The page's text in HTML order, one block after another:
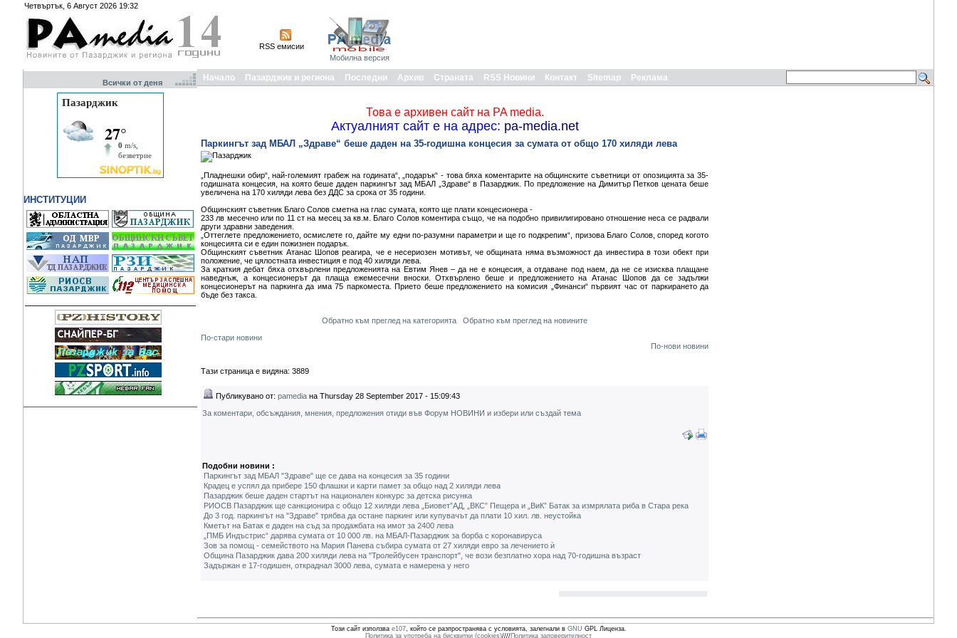
Четвъртък, 6 Август 2026 19:32
RSS емисии
Мобилна версия
Всички от деня
ИНСТИТУЦИИ
Начало Пазарджик и региона Последни Архив Страната RSS Новини Контакт Sitemap Реклама
Това е архивен сайт на PA media.
Актуалният сайт е на адрес: pa-media.net
Паркингът зад МБАЛ „Здраве“ беше даден на 35-годишна концесия за сумата от общо 170 хиляди лева
„Пладнешки обир“, най-големият грабеж на годината“, „подарък“ - това бяха коментарите на общинските съветници от опозицията за 35-
годишната концесия, на която беше даден паркингът зад МБАЛ „Здраве“ в Пазарджик. По предложение на Димитър Петков цената беше
увеличена на 170 хиляди лева без ДДС за срока от 35 години.
Общинският съветник Благо Солов сметна на глас сумата, която ще плати концесионера -
233 лв месечно или по 11 ст на месец за кв.м. Благо Солов коментира също, че на подобно привилигировано отношение неса се радвали
други здравни заведения.
„Оттеглете предложението, осмислете го, дайте му едни по-разумни параметри и ще го подкрепим“, призова Благо Солов, според когото
концесията си е един пожизнен подарък.
Общинският съветник Атанас Шопов реагира, че е несериозен мотивът, че общината няма възможност да инвестира в този обект при
положение, че цялостната инвестиция е под 40 хиляди лева.
За краткия дебат бяха отхвърлени предложенията на Евтим Янев – да не е концесия, а отдаване под наем, да не се изисква плащане
наведнъж, а концесионерът да плаща ежемесечни вноски. Отхвърлено беше и предложението на Атанас Шопов да се задължи
концесионерът на паркинга да има 75 паркоместа. Прието беше предложението на комисия „Финанси“ първият час от паркирането да
бъде без такса.
Обратно към преглед на категорията
Обратно към преглед на новините
По-стари новини
По-нови новини
Тази страница е видяна: 3889
Публикувано от: pamedia на Thursday 28 September 2017 - 15:09:43
За коментари, обсъждания, мнения, предложения отиди във Форум НОВИНИ и избери или създай тема
Подобни новини :
Паркингът зад МБАЛ "Здраве" ще се дава на концесия за 35 години
Крадец е успял да прибере 150 флашки и карти памет за общо над 2 хиляди лева
Пазарджик беше даден стартът на национален конкурс за детска рисунка
РИОСВ Пазарджик ще санкционира с общо 12 хиляди лева „Биовет”АД, „ВКС” Пещера и „ВиК” Батак за измрялата риба в Стара река
До 3 год. паркингът на "Здраве" трябва да остане паркинг или купувачът да плати 10 хил. лв. неустойка
Кметът на Батак е даден на съд за продажбата на имот за 2400 лева
„ПМБ Индъстрис“ дарява сумата от 10 000 лв. на МБАЛ-Пазарджик за борба с коронавируса
Зов за помощ - семейството на Мария Панева събира сумата от 27 хиляди евро за лечението ѝ
Община Пазарджик дава 200 хиляди лева на "Тролейбусен транспорт", че вози безплатно хора над 70-годишна възраст
Задържан е 17-годишен, откраднал 3000 лева, сумата е намерена у него
Този сайт използва e107, който се разпространява с условията, залегнали в GNU GPL Лиценза.
Политика за употреба на бисквитки (cookies)////Политика заповерителност